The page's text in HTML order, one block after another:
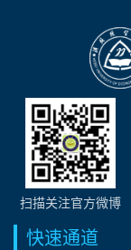
扫描关注官方微博
快速通道